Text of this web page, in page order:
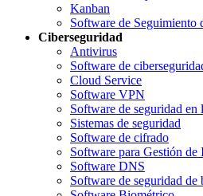
Kanban
Software de Seguimiento
Ciberseguridad
Antivirus
Software de
Cloud Service
Software VPN
Software de seguridad en
Sistemas de seguridad
Software de cifrado
Software para Gestión de
Software DNS
Software de seguridad de